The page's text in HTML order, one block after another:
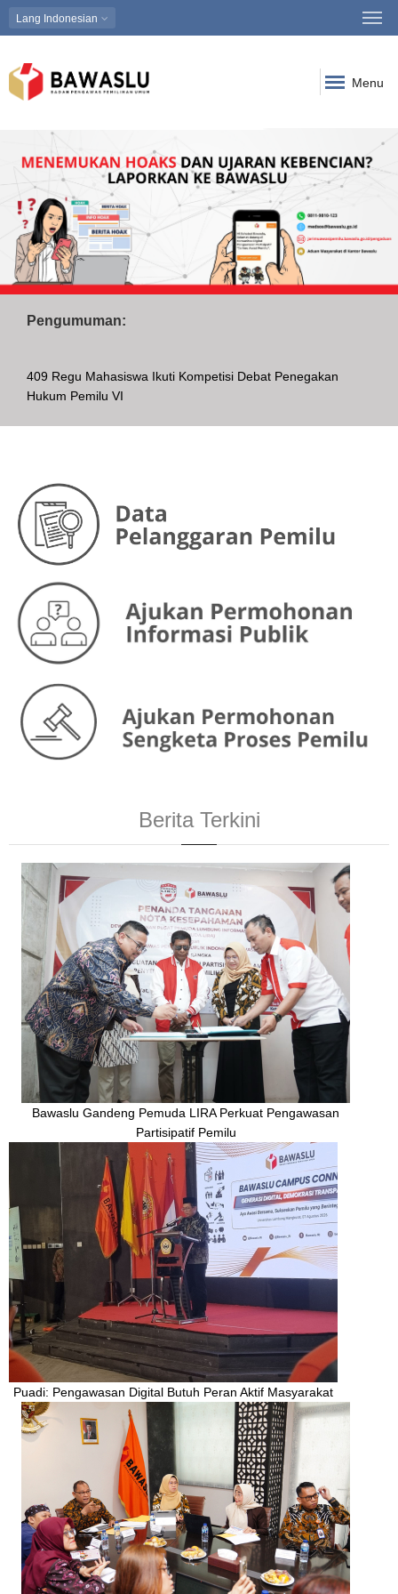
Lang Indonesian
Menu
Pengumuman:
Hukum Pemilu VI
Berita Terkini
Bawaslu Gandeng Pemuda LIRA Perkuat Pengawasan
Partisipatif Pemilu
Puadi: Pengawasan Digital Butuh Peran Aktif Masyarakat